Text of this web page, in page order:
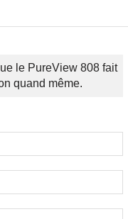
le PureView 808 fait
quand même.